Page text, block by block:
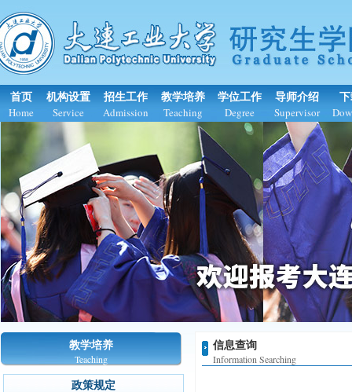
首页
Home
机构设置
Service
招生工作
Admission
教学培养
Teaching
学位工作
Degree
导师介绍
Supervisor
教学培养
Teaching
政策规定
信息查询
Information Searching